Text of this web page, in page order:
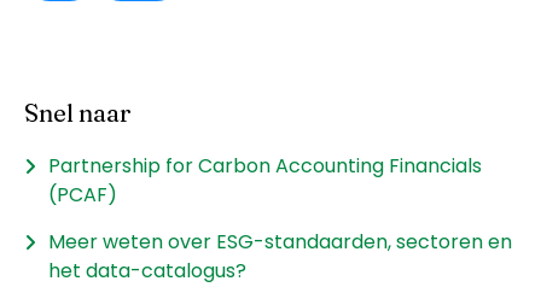
Snel naar
Partnership for Carbon Accounting Financials
(PCAF)
Meer weten over ESG-standaarden, sectoren en
het data-catalogus?